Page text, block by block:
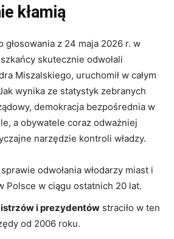
kłamią
głosowania z 24 maja 2026 r. w
skutecznie odwołali
Miszalskiego, uruchomił w całym
wynika ze statystyk zebranych
demokracja bezpośrednia w
a obywatele coraz odważniej
narzędzie kontroli władzy.
odwołania włodarzy miast i
Polsce w ciągu ostatnich 20 lat.
i prezydentów straciło w ten
od 2006 roku.